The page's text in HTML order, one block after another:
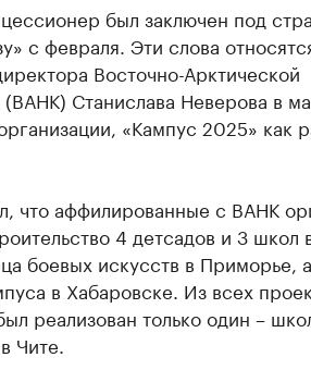
был заключен под
с февраля. Эти слова
Восточно-Арктической
Станислава Неверова в
«Кампус 2025» как
что аффилированные с ВАНК
4 детсадов и 3 школ
боевых искусств в Приморье,
в Хабаровске. Из всех
реализован только один –
Чите.